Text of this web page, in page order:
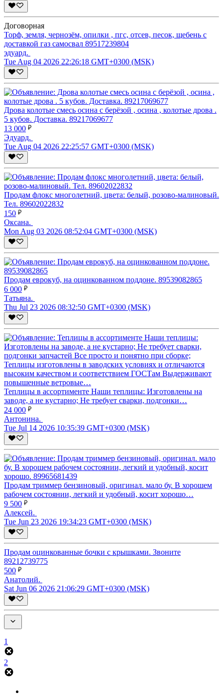
Договорная
Торф, земля, чернозём, опилки , пгс, отсев, песок, щебень с
доставкой газ самосвал 89517239804
эдуард.
Tue Aug 04 2026 22:26:18 GMT+0300 (MSK)
Дрова колотые смесь осина с берёзой , осина , колотые дрова .
5 кубов. Доставка. 89217069677
13 000
Эдуард.
Tue Aug 04 2026 22:25:57 GMT+0300 (MSK)
Продам флокс многолетний, цвета: белый, розово-малиновый.
Тел. 89602022832
150
Оксана.
Mon Aug 03 2026 08:52:04 GMT+0300 (MSK)
Продам еврокуб, на оцинкованном поддоне. 89539082865
6 000
Татьяна.
Thu Jul 23 2026 08:32:50 GMT+0300 (MSK)
Теплицы в ассортименте Наши теплицы: Изготовлены на
заводе, а не кустарно; Не требует сварки, подгонки…
24 000
Антонина.
Tue Jul 14 2026 10:35:39 GMT+0300 (MSK)
Продам триммер бензиновый, оригинал. мало бу. В хорошем
рабочем состоянии, легкий и удобный, косит хорошо…
9 500
Алексей.
Tue Jun 23 2026 19:34:23 GMT+0300 (MSK)
Продам оцинкованные бочки с крышками. Звоните
89212739775
500
Анатолий.
Sat Jun 06 2026 21:06:29 GMT+0300 (MSK)
1
2